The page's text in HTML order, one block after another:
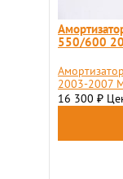
550/600
2003-2007
16 300 ₽